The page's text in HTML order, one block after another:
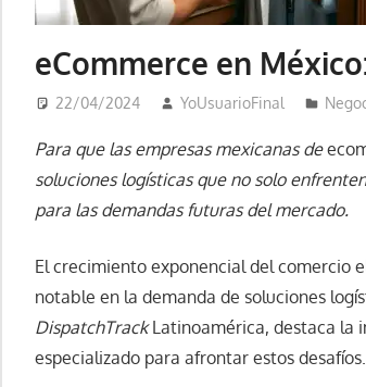
eCommerce en
22/04/2024 YoUsuarioFinal
Para que las empresas mexicanas de
soluciones logísticas que no solo
para las demandas futuras del mercado.
El crecimiento exponencial del comercio
notable en la demanda de soluciones
DispatchTrackLatinoamérica, destaca la
especializado para afrontar estos desafíos.